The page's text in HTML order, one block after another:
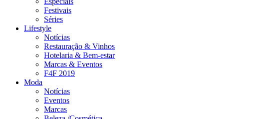
Festivais
Séries
Lifestyle
Notícias
Restauração & Vinhos
Hotelaria & Bem-estar
Marcas & Eventos
F4F 2019
Moda
Notícias
Eventos
Marcas